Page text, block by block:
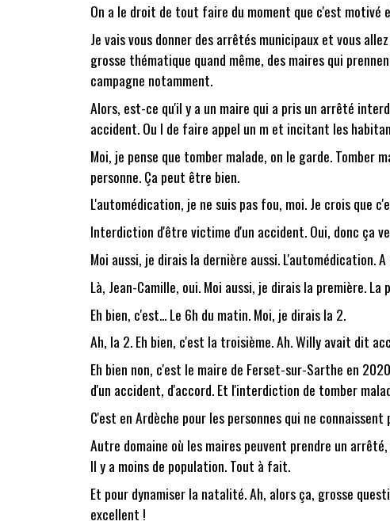
On a le droit de tout faire du moment que c'est motivé
Je vais vous donner des arrêtés municipaux et vous
grosse thématique quand même, des maires qui
campagne notamment.
Alors, est-ce qu'il y a un maire qui a pris un arrêté
accident. Ou l de faire appel un m et incitant les
Moi, je pense que tomber malade, on le garde. Tomber
personne. Ça peut être bien.
L'automédication, je ne suis pas fou, moi. Je crois que
Interdiction d'être victime d'un accident. Oui, donc ça
Moi aussi, je dirais la dernière aussi. L'automédication.
Là, Jean-Camille, oui. Moi aussi, je dirais la première.
Eh bien, c'est... Le 6h du matin. Moi, je dirais la 2.
Ah, la 2. Eh bien, c'est la troisième. Ah. Willy avait dit
Eh bien non, c'est le maire de Ferset-sur-Sarthe en
d'un accident, d'accord. Et l'interdiction de tomber
C'est en Ardèche pour les personnes qui ne
Autre domaine où les maires peuvent prendre un
Il y a moins de population. Tout à fait.
Et pour dynamiser la natalité. Ah, alors ça, grosse
excellent !